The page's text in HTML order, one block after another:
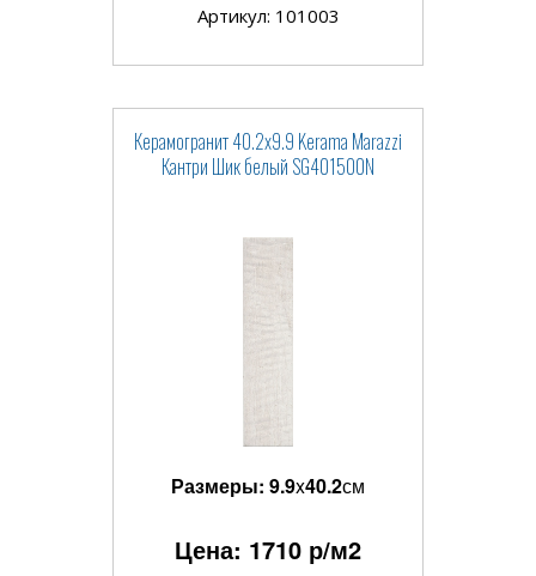
Артикул: 101003
Керамогранит 40.2x9.9 Kerama Marazzi
Кантри Шик белый SG401500N
Размеры: 9.9x40.2см
Цена: 1710 р/м2